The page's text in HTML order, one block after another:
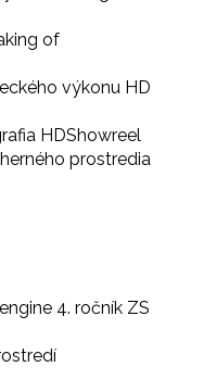
of
výkonu HD
HDShowreel
prostredia
4. ročník ZS